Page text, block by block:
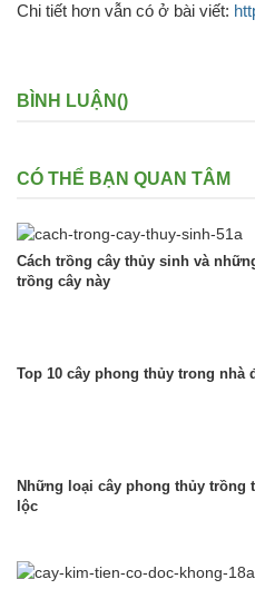
Chi tiết hơn vẫn có ở bài viết:
BÌNH LUẬN()
CÓ THỂ BẠN QUAN TÂM
Cách trồng cây thủy sinh và
trồng cây này
Top 10 cây phong thủy trong nhà
Những loại cây phong thủy trồng
lộc